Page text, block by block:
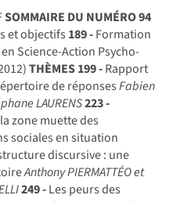
SOMMAIRE DU NUMÉRO 94
et objectifs 189 -Formation
Science-Action Psycho-
THÈMES199 -Rapport
de réponsesFabien
LAURENS223 -
zone muette des
sociales en situation
discursive : une
Anthony PIERMATTÉO et
249 -Les peurs des